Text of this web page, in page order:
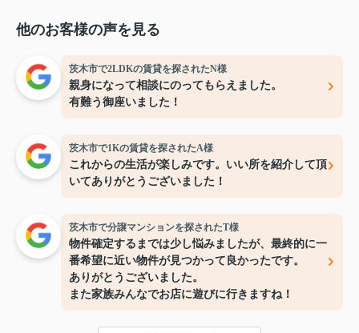
他のお客様の声を見る
茨木市で2LDKの賃貸を探されたN様
親身になって相談にのってもらえました。
有難う御座いました！
茨木市で1Kの賃貸を探されたA様
これからの生活が楽しみです。いい所を紹介して頂
いてありがとうございました！
茨木市で分譲マンションを探されたT様
物件確定するまでは少し悩みましたが、最終的に一
番希望に近い物件が見つかって良かったです。
ありがとうございました。
また家族みんなでお店に遊びに行きますね！